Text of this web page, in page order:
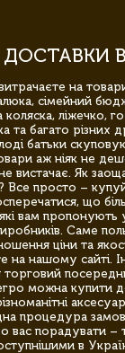
на
сімейний
ліжечко,
та багато різних
батьки
аж ніяк не
вистачає. Як
Все просто –
що
вам пропонують
Саме
ціни та
на нашому сайті.
можна купити
процедура
вас порадувати –
в